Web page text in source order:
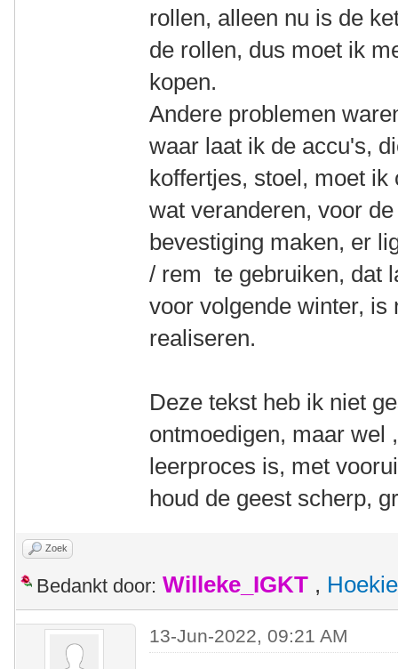
rollen, alleen nu is de
de rollen, dus moet ik
kopen.
Andere problemen
waar laat ik de accu's,
koffertjes, stoel, moet
wat veranderen, voor
bevestiging maken, er
/ rem te gebruiken, dat
voor volgende winter, is
realiseren.
Deze tekst heb ik niet
ontmoedigen, maar wel
leerproces is, met
houd de geest scherp,
Zoek
Bedankt door: Willeke_IGKT , Hoekie
13-Jun-2022, 09:21 AM